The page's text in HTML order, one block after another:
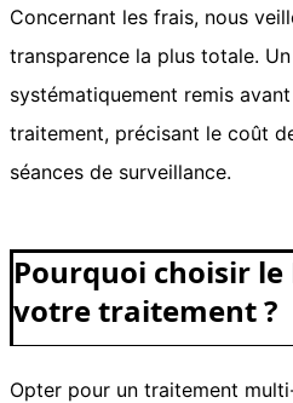
Concernant les frais, nous
transparence la plus totale.
systématiquement remis
traitement, précisant le coût
séances de surveillance.
Pourquoi choisir
votre traitement ?
Opter pour un traitement